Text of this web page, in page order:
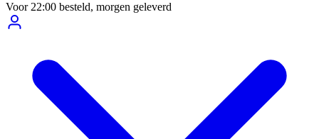
Voor22:00 besteld, morgen geleverd